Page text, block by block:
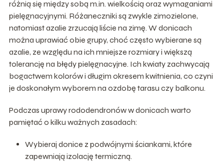
różnią się między sobą m.in. wielkością oraz wymaganiami
pielęgnacyjnymi. Różaneczniki są zwykle zimozielone,
natomiast azalie zrzucają liście na zimę. W donicach
można uprawiać obie grupy, choć często wybierane są
azalie, ze względu na ich mniejsze rozmiary i większą
tolerancję na błędy pielęgnacyjne. Ich kwiaty zachwycają
bogactwem kolorów i długim okresem kwitnienia, co czyni
je doskonałym wyborem na ozdobę tarasu czy balkonu.
Podczas uprawy rododendronów w donicach warto
pamiętać o kilku ważnych zasadach:
Wybieraj donice z podwójnymi ściankami, które
zapewniają izolację termiczną.